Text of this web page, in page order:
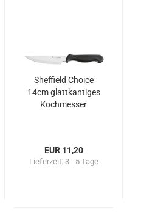
Sheffield Choice
14cm glattkantiges
Kochmesser
EUR 11,20
Lieferzeit: 3 - 5 Tage